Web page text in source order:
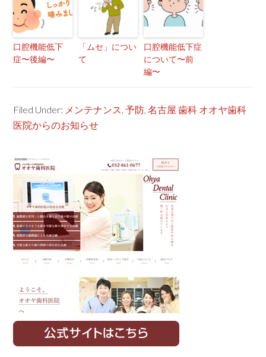
口腔機能低下
症〜後編〜
「ムセ」につい
て
口腔機能低下症
について〜前
編〜
Filed Under: メンテナンス,予防,名古屋 歯科 オオヤ歯科
医院からのお知らせ
Primary
Sidebar